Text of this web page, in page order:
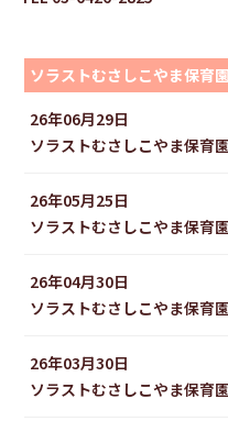
ソラストむさしこやま保育
26年06月29日
ソラストむさしこやま保
26年05月25日
ソラストむさしこやま保
26年04月30日
ソラストむさしこやま保
26年03月30日
ソラストむさしこやま保